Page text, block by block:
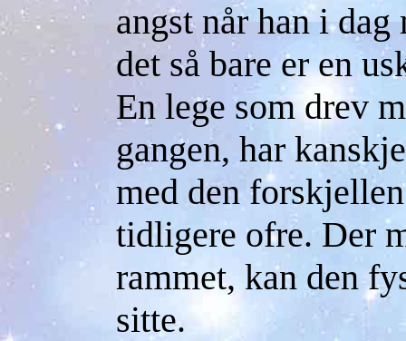
angst når han i
det så bare er en
En lege som drev
gangen, har
med den
tidligere ofre. Der
rammet, kan den
sitte.